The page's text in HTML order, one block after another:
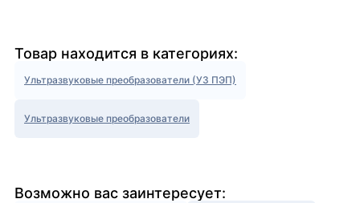
Товар находится в категориях:
Ультразвуковые преобразователи (УЗ ПЭП)
Ультразвуковые преобразователи
Возможно вас заинтересует: